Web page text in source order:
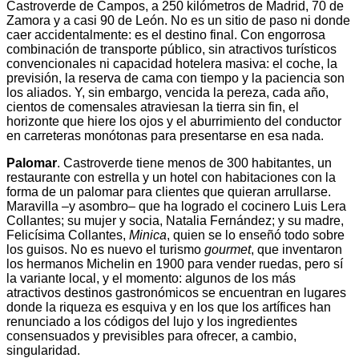
Castroverde de Campos, a 250 kilómetros de Madrid, 70 de
Zamora y a casi 90 de León. No es un sitio de paso ni donde
caer accidentalmente: es el destino final. Con engorrosa
combinación de transporte público, sin atractivos turísticos
convencionales ni capacidad hotelera masiva: el coche, la
previsión, la reserva de cama con tiempo y la paciencia son
los aliados. Y, sin embargo, vencida la pereza, cada año,
cientos de comensales atraviesan la tierra sin fin, el
horizonte que hiere los ojos y el aburrimiento del conductor
en carreteras monótonas para presentarse en esa nada.
Palomar. Castroverde tiene menos de 300 habitantes, un
restaurante con estrella y un hotel con habitaciones con la
forma de un palomar para clientes que quieran arrullarse.
Maravilla –y asombro– que ha logrado el cocinero Luis Lera
Collantes; su mujer y socia, Natalia Fernández; y su madre,
Felicísima Collantes, Minica, quien se lo enseñó todo sobre
los guisos. No es nuevo el turismo gourmet, que inventaron
los hermanos Michelin en 1900 para vender ruedas, pero sí
la variante local, y el momento: algunos de los más
atractivos destinos gastronómicos se encuentran en lugares
donde la riqueza es esquiva y en los que los artífices han
renunciado a los códigos del lujo y los ingredientes
consensuados y previsibles para ofrecer, a cambio,
singularidad.